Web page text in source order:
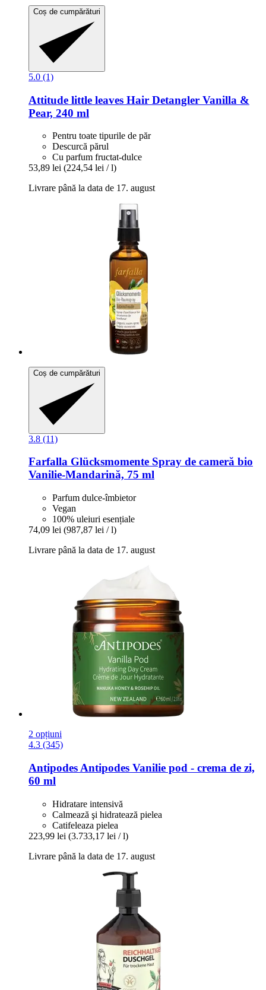
Coș de cumpărături
5.0 (1)
Attitude little leaves Hair Detangler Vanilla &
Pear, 240 ml
Pentru toate tipurile de păr
Descurcă părul
Cu parfum fructat-dulce
53,89 lei (224,54 lei / l)
Livrare până la data de 17. august
Coș de cumpărături
3.8 (11)
Farfalla Glücksmomente Spray de cameră bio
Vanilie-​Mandarină, 75 ml
Parfum dulce-îmbietor
Vegan
100% uleiuri esențiale
74,09 lei (987,87 lei / l)
Livrare până la data de 17. august
2 opțiuni
4.3 (345)
Antipodes Antipodes Vanilie pod -​ crema de zi,
60 ml
Hidratare intensivă
Calmează şi hidratează pielea
Catifeleaza pielea
223,99 lei (3.733,17 lei / l)
Livrare până la data de 17. august